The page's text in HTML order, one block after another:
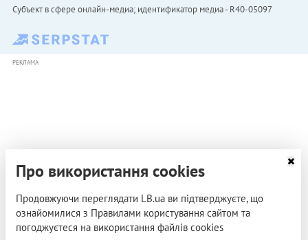
Субъект в сфере онлайн-медиа; идентификатор медиа - R40-05097
РЕКЛАМА
Про використання cookies
Продовжуючи переглядати LB.ua ви підтверджуєте, що
ознайомилися з Правилами користування сайтом та
погоджуєтеся на використання файлів cookies